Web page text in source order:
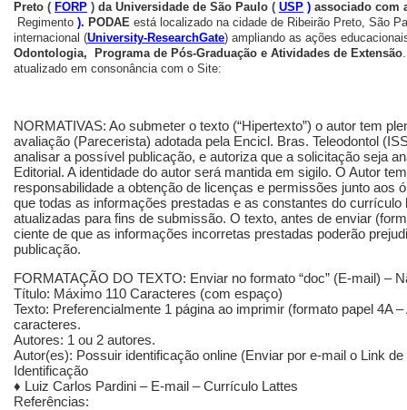
Preto ( FORP ) da Universidade de São Paulo ( USP ) associado com
Regimento ). PODAE está localizado na cidade de Ribeirão Preto, São
internacional (University-ResearchGate) ampliando as ações
Odontologia,
Programa de Pós-Graduação e Atividades de Extensão
atualizado em consonância com o Site:
NORMATIVAS: Ao submeter o texto (“Hipertexto”) o autor tem
avaliação (Parecerista) adotada pela Encicl. Bras. Teleodontol
analisar a possível publicação, e autoriza que a solicitação seja
Editorial. A identidade do autor será mantida em sigilo. O Autor
responsabilidade a obtenção de licenças e permissões junto aos
que todas as informações prestadas e as constantes do
atualizadas para fins de submissão. O texto, antes de enviar
ciente de que as informações incorretas prestadas poderão
publicação.
FORMATAÇÃO DO TEXTO: Enviar no formato “doc” (E-mail) –
Título: Máximo 110 Caracteres (com espaço)
Texto: Preferencialmente 1 página ao imprimir (formato papel 4A
caracteres.
Autores: 1 ou 2 autores.
Autor(es): Possuir identificação online (Enviar por e-mail o Link
Identificação
♦ Luiz Carlos Pardini – E-mail – Currículo Lattes
Referências: